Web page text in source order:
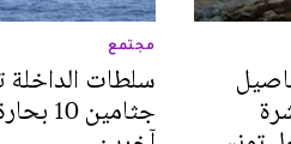
مجتمع
سلطات الداخلة